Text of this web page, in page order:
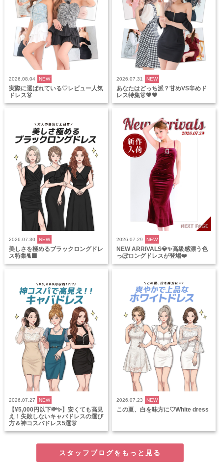
2026.08.04 NEW
実際に選ばれている♡レビュー人気
ドレス👗
2026.07.31 NEW
あなたはどっち派？甘めVS辛めド
レス特集👗💖🖤
2026.07.30 NEW
美しさを極めるブラックロングドレ
ス特集🐈‍⬛
2026.07.29 NEW
NEW ARRIVALS💎✨高級感漂う色
っぽロングドレスが登場❤️
2026.07.27 NEW
【¥5,000円以下💸✨】安くても高見
え！失敗しないキャバドレスの選び
方＆神コスパドレス5選👗
2026.07.23 NEW
この夏、白を味方に♡White dress
スタッフブログをもっと見る